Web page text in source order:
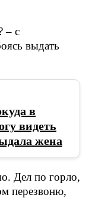
– с
выдать
в
видеть
жена
Дел по горло,
перезвоню,